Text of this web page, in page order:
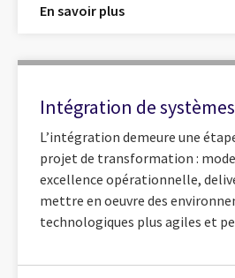
En savoir plus
Intégration de systèmes
L’intégration demeure une
projet de transformation :
excellence opérationnelle,
mettre en oeuvre des
technologiques plus agiles et